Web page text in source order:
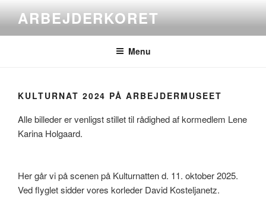
indhold
ARBEJDERKORET
Menu
KULTURNAT 2024 PÅ ARBEJDERMUSEET
Alle billeder er venligst stillet til rådighed af kormedlem Lene
Karina Holgaard.
Her går vi på scenen på Kulturnatten d. 11. oktober 2025.
Ved flyglet sidder vores korleder David Kosteljanetz.